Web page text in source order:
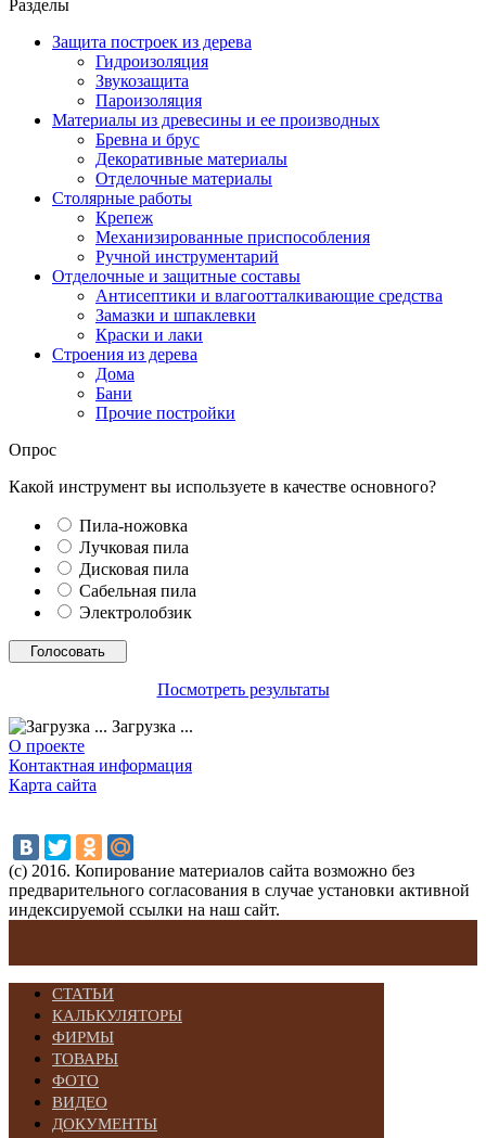
Разделы
Защита построек из дерева
Гидроизоляция
Звукозащита
Пароизоляция
Материалы из древесины и ее производных
Бревна и брус
Декоративные материалы
Отделочные материалы
Столярные работы
Крепеж
Механизированные приспособления
Ручной инструментарий
Отделочные и защитные составы
Антисептики и влагоотталкивающие средства
Замазки и шпаклевки
Краски и лаки
Строения из дерева
Дома
Бани
Прочие постройки
Опрос
Какой инструмент вы используете в качестве основного?
Пила-ножовка
Лучковая пила
Дисковая пила
Сабельная пила
Электролобзик
Посмотреть результаты
Загрузка ...
О проекте
Контактная информация
Карта сайта
(с) 2016. Копирование материалов сайта возможно без
предварительного согласования в случае установки активной
индексируемой ссылки на наш сайт.
СТАТЬИ
КАЛЬКУЛЯТОРЫ
ФИРМЫ
ТОВАРЫ
ФОТО
ВИДЕО
ДОКУМЕНТЫ